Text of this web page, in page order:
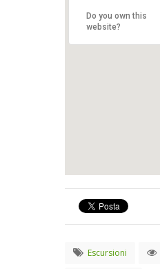
Do you own this
website?
Escursioni